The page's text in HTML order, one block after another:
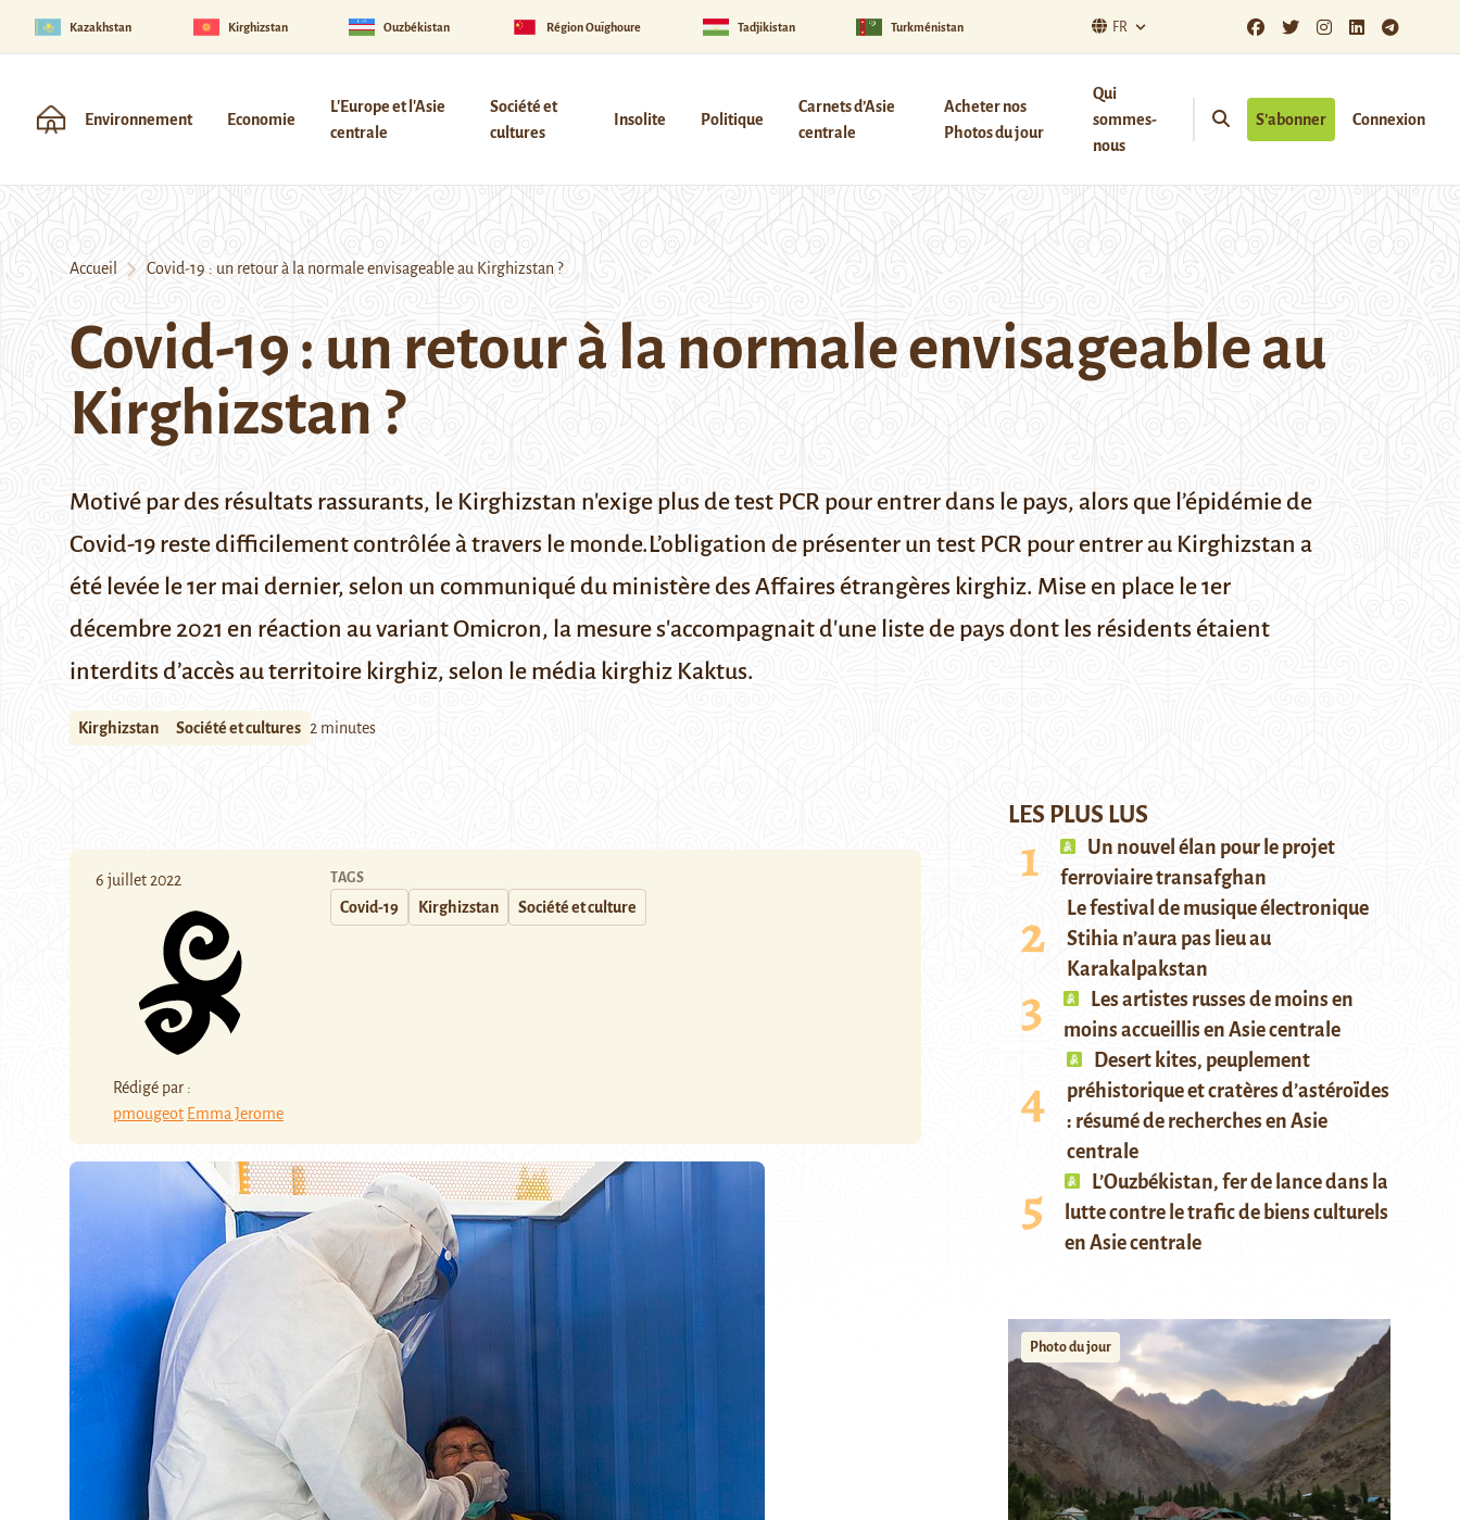
Kazakhstan Kirghizstan Ouzbékistan Région Ouïghoure Tadjikistan Turkménistan FR
Environnement Economie
L'Europe et l'Asie
centrale
Société et
cultures
Insolite Politique
Carnets d’Asie
centrale
Acheter nos
Photos du jour
Qui
sommes-
nous
S’abonner Connexion
Accueil Covid-19 : un retour à la normale envisageable au Kirghizstan ?
Covid-19 : un retour à la normale envisageable au
Kirghizstan ?
Motivé par des résultats rassurants, le Kirghizstan n'exige plus de test PCR pour entrer dans le pays, alors que l’épidémie de
Covid-19 reste difficilement contrôlée à travers le monde.L’obligation de présenter un test PCR pour entrer au Kirghizstan a
été levée le 1er mai dernier, selon un communiqué du ministère des Affaires étrangères kirghiz. Mise en place le 1er
décembre 2021 en réaction au variant Omicron, la mesure s'accompagnait d'une liste de pays dont les résidents étaient
interdits d’accès au territoire kirghiz, selon le média kirghiz Kaktus.
Kirghizstan Société et cultures 2 minutes
6 juillet 2022
Rédigé par :
pmougeot Emma Jerome
TAGS
Covid-19 Kirghizstan Société et culture
LES PLUS LUS
Un nouvel élan pour le projet
ferroviaire transafghan
Le festival de musique électronique
Stihia n’aura pas lieu au
Karakalpakstan
Les artistes russes de moins en
moins accueillis en Asie centrale
Desert kites, peuplement
préhistorique et cratères d’astéroïdes
: résumé de recherches en Asie
centrale
L’Ouzbékistan, fer de lance dans la
lutte contre le trafic de biens culturels
en Asie centrale
Photo du jour